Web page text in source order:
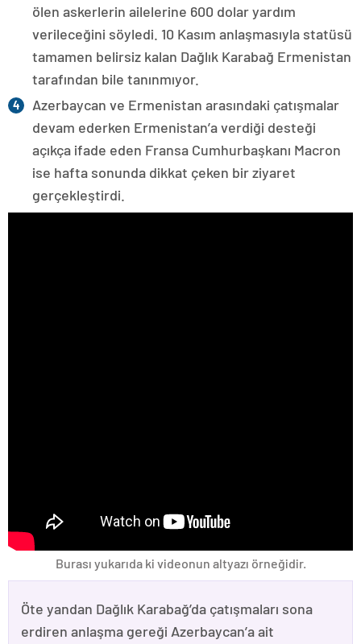
ölen askerlerin ailelerine 600 dolar yardım
verileceğini söyledi. 10 Kasım anlaşmasıyla statüsü
tamamen belirsiz kalan Dağlık Karabağ Ermenistan
tarafından bile tanınmıyor.
Azerbaycan ve Ermenistan arasındaki çatışmalar
devam ederken Ermenistan’a verdiği desteği
açıkça ifade eden Fransa Cumhurbaşkanı Macron
ise hafta sonunda dikkat çeken bir ziyaret
gerçekleştirdi.
Burası yukarıda ki videonun altyazı örneğidir.
Öte yandan Dağlık Karabağ’da çatışmaları sona
erdiren anlaşma gereği Azerbaycan’a ait